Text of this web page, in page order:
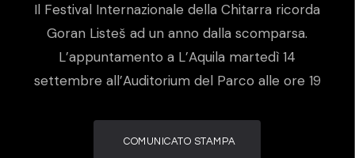
Il Festival Internazionale della Chitarra ricorda
Goran Listeš ad un anno dalla scomparsa.
L’appuntamento a L’Aquila martedì 14
settembre all’Auditorium del Parco alle ore 19
COMUNICATO STAMPA